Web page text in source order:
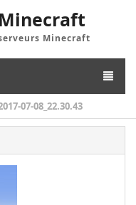
Minecraft
07-08_22.30.43